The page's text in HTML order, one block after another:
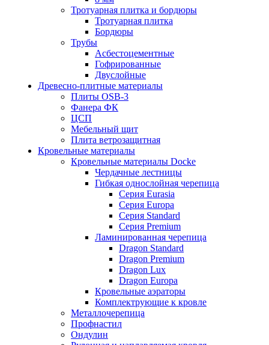
Тротуарная плитка и бордюры
Тротуарная плитка
Бордюры
Трубы
Асбестоцементные
Гофрированные
Двуслойные
Древесно-плитные материалы
Плиты OSB-3
Фанера ФК
ЦСП
Мебельный щит
Плита ветрозащитная
Кровельные материалы
Кровельные материалы Docke
Чердачные лестницы
Гибкая однослойная черепица
Серия Eurasia
Серия Europa
Серия Standard
Серия Premium
Ламинированная черепица
Dragon Standard
Dragon Premium
Dragon Lux
Dragon Europa
Кровельные аэраторы
Комплектрующие к кровле
Металлочерепица
Профнастил
Ондулин